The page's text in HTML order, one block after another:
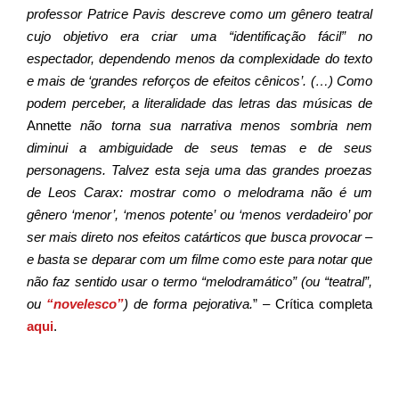
professor Patrice Pavis descreve como um gênero teatral
cujo objetivo era criar uma “identificação fácil” no
espectador, dependendo menos da complexidade do texto
e mais de ‘grandes reforços de efeitos cênicos’. (…) Como
podem perceber, a literalidade das letras das músicas de
Annettenão torna sua narrativa menos sombria nem
diminui a ambiguidade de seus temas e de seus
personagens. Talvez esta seja uma das grandes proezas
de Leos Carax: mostrar como o melodrama não é um
gênero ‘menor’, ‘menos potente’ ou ‘menos verdadeiro’ por
ser mais direto nos efeitos catárticos que busca provocar –
e basta se deparar com um filme como este para notar que
não faz sentido usar o termo “melodramático” (ou “teatral”,
ou “novelesco”) de forma pejorativa.” – Crítica completa
aqui.